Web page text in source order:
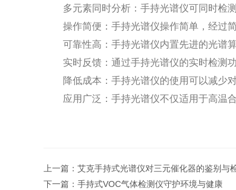
多元素同时分析：手持光谱仪可同时检
操作简便：手持光谱仪操作简单，经过
可靠性高：手持光谱仪内置先进的光谱
实时反馈：通过手持光谱仪的实时检测
降低成本：手持光谱仪的使用可以减少
应用广泛：手持光谱仪不仅适用于高温
上一篇： 艾克手持式光谱仪对三元催化器的鉴别与
下一篇： 手持式VOC气体检测仪守护环境与健康